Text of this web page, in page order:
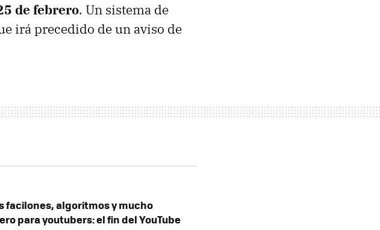
de febrero. Un sistema de
irá precedido de un aviso de
facilones, algoritmos y mucho
para youtubers: el fin del YouTube